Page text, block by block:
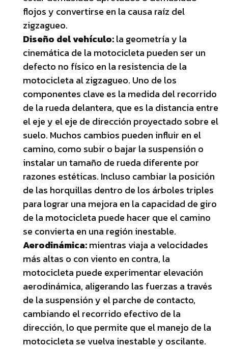
flojos y convertirse en la causa raíz del
zigzagueo.
Diseño del vehículo:la geometría y la
cinemática de la motocicleta pueden ser un
defecto no físico en la resistencia de la
motocicleta al zigzagueo. Uno de los
componentes clave es la medida del recorrido
de la rueda delantera, que es la distancia entre
el eje y el eje de dirección proyectado sobre el
suelo. Muchos cambios pueden influir en el
camino, como subir o bajar la suspensión o
instalar un tamaño de rueda diferente por
razones estéticas. Incluso cambiar la posición
de las horquillas dentro de los árboles triples
para lograr una mejora en la capacidad de giro
de la motocicleta puede hacer que el camino
se convierta en una región inestable.
Aerodinámica:mientras viaja a velocidades
más altas o con viento en contra, la
motocicleta puede experimentar elevación
aerodinámica, aligerando las fuerzas a través
de la suspensión y el parche de contacto,
cambiando el recorrido efectivo de la
dirección, lo que permite que el manejo de la
motocicleta se vuelva inestable y oscilante.